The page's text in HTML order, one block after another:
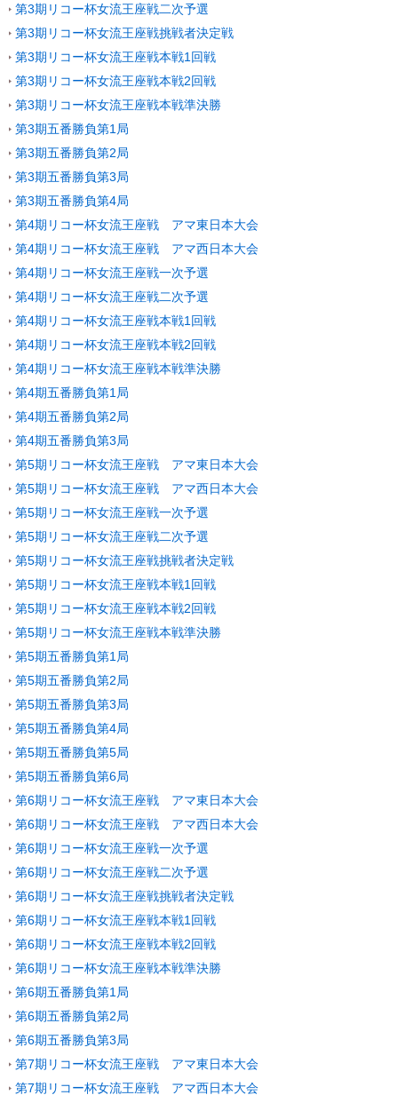
第3期リコー杯女流王座戦二次予選
第3期リコー杯女流王座戦挑戦者決定戦
第3期リコー杯女流王座戦本戦1回戦
第3期リコー杯女流王座戦本戦2回戦
第3期リコー杯女流王座戦本戦準決勝
第3期五番勝負第1局
第3期五番勝負第2局
第3期五番勝負第3局
第3期五番勝負第4局
第4期リコー杯女流王座戦 アマ東日本大会
第4期リコー杯女流王座戦 アマ西日本大会
第4期リコー杯女流王座戦一次予選
第4期リコー杯女流王座戦二次予選
第4期リコー杯女流王座戦本戦1回戦
第4期リコー杯女流王座戦本戦2回戦
第4期リコー杯女流王座戦本戦準決勝
第4期五番勝負第1局
第4期五番勝負第2局
第4期五番勝負第3局
第5期リコー杯女流王座戦 アマ東日本大会
第5期リコー杯女流王座戦 アマ西日本大会
第5期リコー杯女流王座戦一次予選
第5期リコー杯女流王座戦二次予選
第5期リコー杯女流王座戦挑戦者決定戦
第5期リコー杯女流王座戦本戦1回戦
第5期リコー杯女流王座戦本戦2回戦
第5期リコー杯女流王座戦本戦準決勝
第5期五番勝負第1局
第5期五番勝負第2局
第5期五番勝負第3局
第5期五番勝負第4局
第5期五番勝負第5局
第5期五番勝負第6局
第6期リコー杯女流王座戦 アマ東日本大会
第6期リコー杯女流王座戦 アマ西日本大会
第6期リコー杯女流王座戦一次予選
第6期リコー杯女流王座戦二次予選
第6期リコー杯女流王座戦挑戦者決定戦
第6期リコー杯女流王座戦本戦1回戦
第6期リコー杯女流王座戦本戦2回戦
第6期リコー杯女流王座戦本戦準決勝
第6期五番勝負第1局
第6期五番勝負第2局
第6期五番勝負第3局
第7期リコー杯女流王座戦 アマ東日本大会
第7期リコー杯女流王座戦 アマ西日本大会